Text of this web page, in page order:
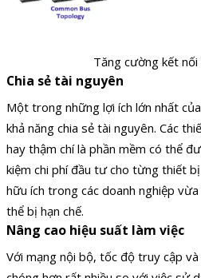
Tăng cường kết
Chia sẻ tài nguyên
Một trong những lợi ích lớn nhất
khả năng chia sẻ tài nguyên. Các
hay thậm chí là phần mềm có thể
kiệm chi phí đầu tư cho từng thiết
hữu ích trong các doanh nghiệp
thể bị hạn chế.
Nâng cao hiệu suất làm việc
Với mạng nội bộ, tốc độ truy cập